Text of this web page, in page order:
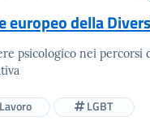
europeo della
psicologico nei percorsi
LGBT